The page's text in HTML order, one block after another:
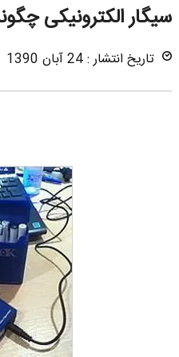
سیگار الکترونیکی
تاریخ انتشار : 24 آبان 1390